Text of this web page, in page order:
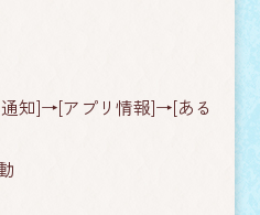
知]→[アプリ情報]→[ある